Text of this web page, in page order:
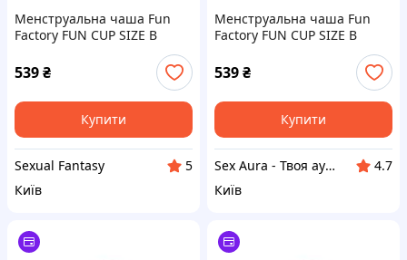
Менструальна чаша Fun
Factory FUN CUP SIZE B
(м'ята упаковка!!!) Sexual
Fantasy
539₴
Купити
Sexual Fantasy
5
Київ
Менструальна чаша Fun
Factory FUN CUP SIZE B
(м'ята упаковка!!!) Sex Aura
539₴
Купити
Sex Aura - Твоя аура спокуси
4.7
Київ